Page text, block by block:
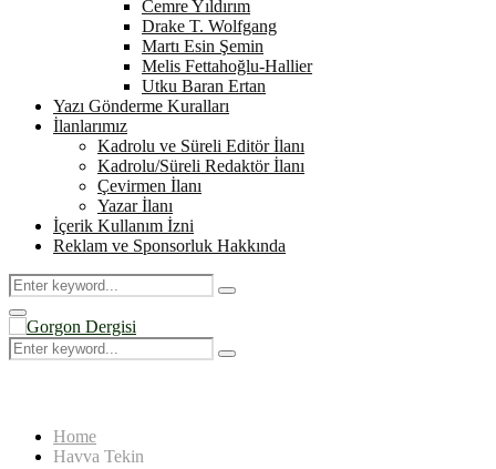
Cemre Yıldırım
Drake T. Wolfgang
Martı Esin Şemin
Melis Fettahoğlu-Hallier
Utku Baran Ertan
Yazı Gönderme Kuralları
İlanlarımız
Kadrolu ve Süreli Editör İlanı
Kadrolu/Süreli Redaktör İlanı
Çevirmen İlanı
Yazar İlanı
İçerik Kullanım İzni
Reklam ve Sponsorluk Hakkında
Search
for:
Search
Primary
Menu
Search
for:
Search
Home
Havva Tekin